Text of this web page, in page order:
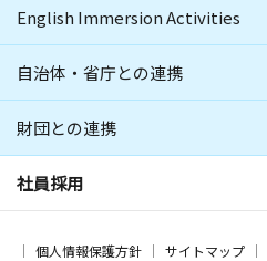
English Immersion Activities
自治体・省庁との連携
財団との連携
社員採用
個人情報保護方針 サイトマップ